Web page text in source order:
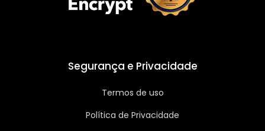
Segurança e Privacidade
Termos de uso
Política de Privacidade